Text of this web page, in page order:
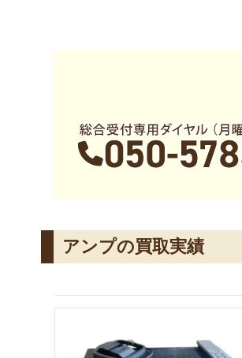
アンプの買取実績